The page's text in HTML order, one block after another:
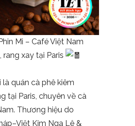
Mi – Café Việt Nam
rang xay tại Paris
là quán cà phê kiêm
tại Paris, chuyên về cà
Thương hiệu do
Kim Nga Lê &